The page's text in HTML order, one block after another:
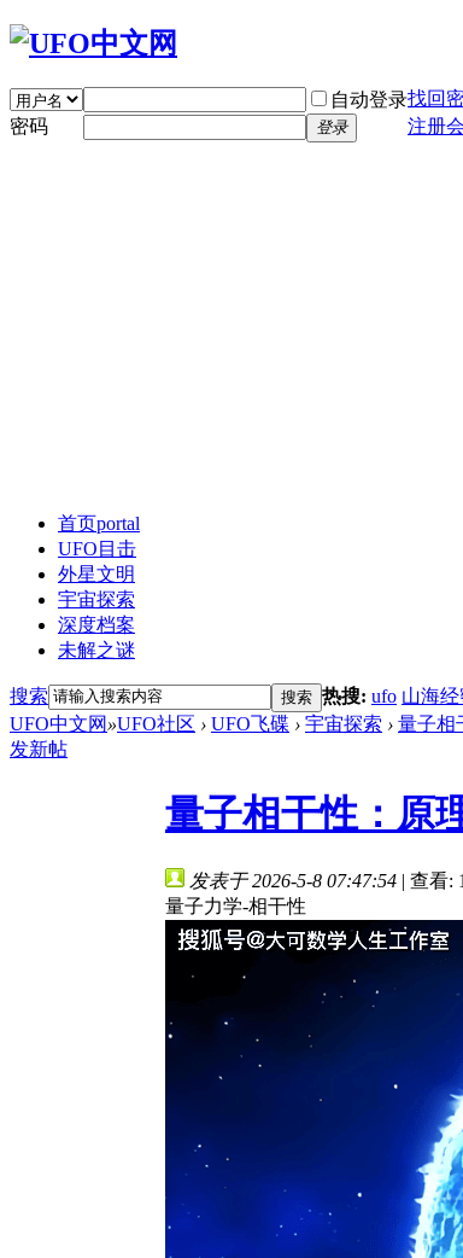
自动登录找回
密码
登录 注册
首页portal
UFO目击
外星文明
宇宙探索
深度档案
未解之谜
搜索 搜索 热搜: ufo 山海
UFO中文网 »UFO社区 › UFO飞碟 › 宇宙探索 › 量子相
发新帖
量子相干性：原
发表于 2026-5-8 07:47:54 | 查看:
量子力学-相干性